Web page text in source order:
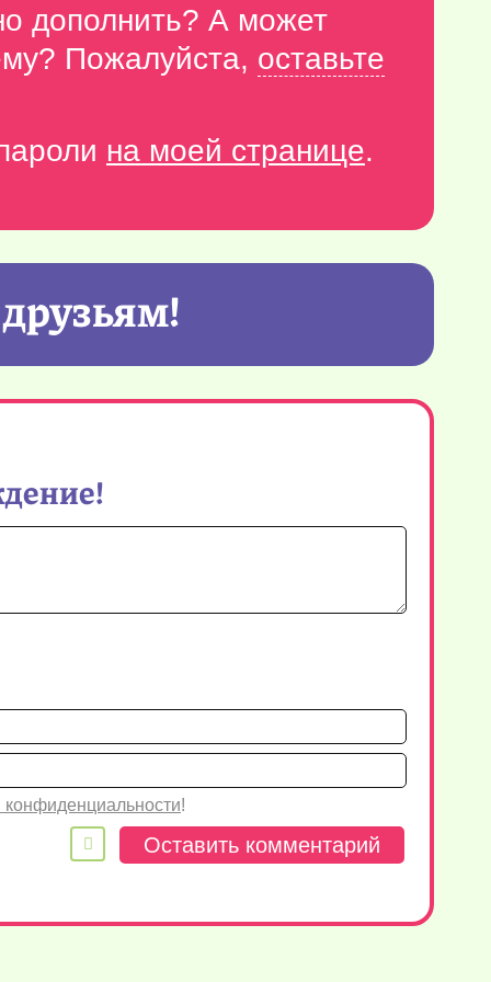
дополнить? А может
Пожалуйста, оставьте
на моей странице.
Имя*
Email
конфиденциальности!